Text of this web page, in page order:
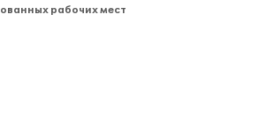
рабочих мест